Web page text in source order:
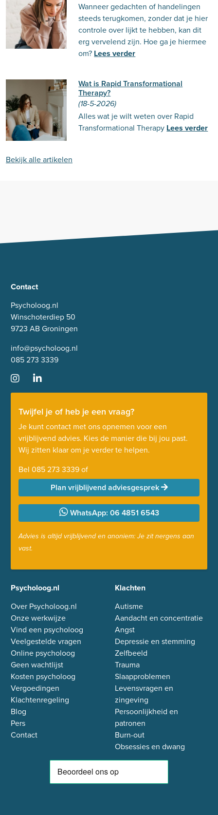
Wanneer gedachten of handelingen
steeds terugkomen, zonder dat je hier
controle over lijkt te hebben, kan dit
erg vervelend zijn. Hoe ga je hiermee
om? Lees verder
Wat is Rapid Transformational
Therapy?
(18-5-2026)
Alles wat je wilt weten over Rapid
Transformational Therapy Lees verder
Bekijk alle artikelen
Contact
Psycholoog.nl
Winschoterdiep 50
9723 AB Groningen
info@psycholoog.nl
085 273 3339
Twijfel je of heb je een vraag?
Je kunt contact met ons opnemen voor een
vrijblijvend advies. Kies de manier die bij jou past.
Wij zitten klaar om je verder te helpen.
Bel 085 273 3339of
Plan vrijblijvend adviesgesprek
WhatsApp: 06 4851 6543
Advies is altijd vrijblijvend en anoniem: Je zit nergens aan
vast.
Psycholoog.nl
Over Psycholoog.nl
Onze werkwijze
Vind een psycholoog
Veelgestelde vragen
Online psycholoog
Geen wachtlijst
Kosten psycholoog
Vergoedingen
Klachtenregeling
Blog
Pers
Contact
Klachten
Autisme
Aandacht en concentratie
Angst
Depressie en stemming
Zelfbeeld
Trauma
Slaapproblemen
Levensvragen en
zingeving
Persoonlijkheid en
patronen
Burn-out
Obsessies en dwang